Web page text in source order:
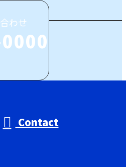
わせ
Contact